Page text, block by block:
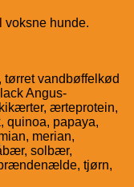
voksne hunde.
tørret vandbøffelkød
Angus-
ærteprotein,
quinoa, papaya,
merian,
solbær,
tjørn,